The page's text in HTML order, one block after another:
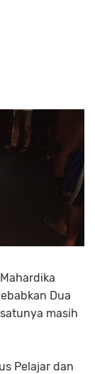
Dua
masih
Pelajar dan